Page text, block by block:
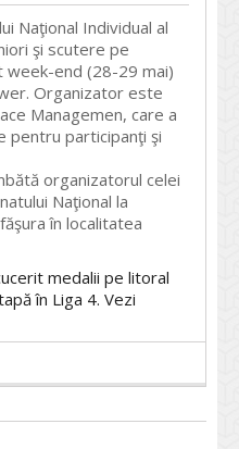
Naţional Individual al
şi scutere pe
end (28-29 mai)
Organizator este
Managemen, care a
pentru participanţi şi
organizatorul celei
Naţional la
în localitatea
medalii pe litoral
în Liga 4. Vezi